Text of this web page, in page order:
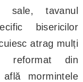
sale, tavanul
bisericilor
atrag mulți
reformat din
mormintele